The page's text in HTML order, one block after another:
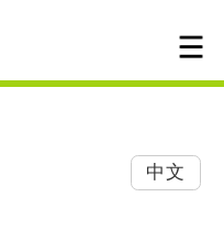
中文